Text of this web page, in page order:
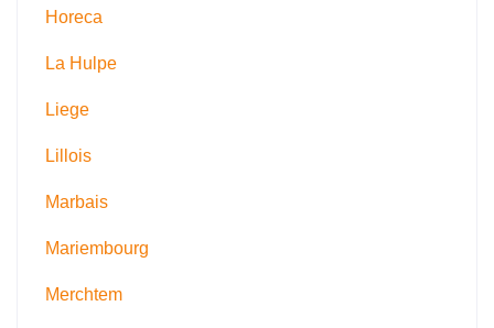
Horeca
La Hulpe
Liege
Lillois
Marbais
Mariembourg
Merchtem